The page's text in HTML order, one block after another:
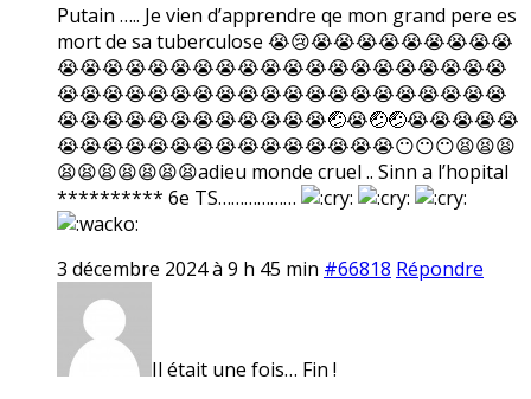
Putain ….. Je vien d’apprendre qe mon grand pere es
mort de sa tuberculose 😭😢😭😭😭😭😭😭😭😭😭
😭😭😭😭😭😭😭😭😭😭😭😭😭😭😭😭😭😭😭😭
😭😭😭😭😭😭😭😭😭😭😭😭😭😭😭😭😭😭😭😭
😭😭😭😭😭😭😭😭😭😭😭😭🤕😭🤕🤕😭😭😭😭😭
😭😭😭😭😭😭😭😭😭😭😭😭😭😭😭😶😶😶😫😫😫
😫😫😫😫😫😫😫adieu monde cruel .. Sinn a l’hopital
********** 6e TS………………
3 décembre 2024 à 9 h 45 min #66818 Répondre
Il était une fois… Fin !